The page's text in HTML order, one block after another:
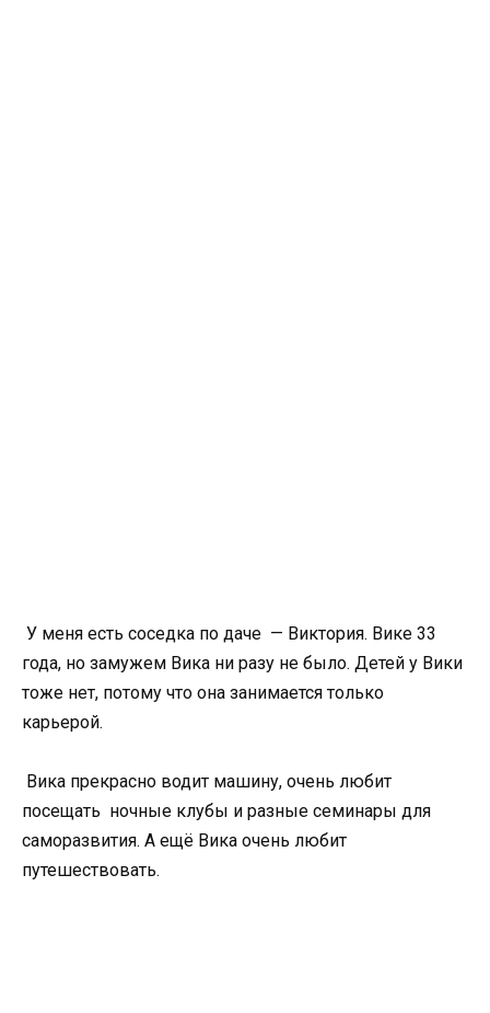
У меня есть соседка по даче — Виктория. Вике 33
года, но замужем Вика ни разу не было. Детей у Вики
тоже нет, потому что она занимается только
карьерой.
Вика прекрасно водит машину, очень любит
посещать ночные клубы и разные семинары для
саморазвития. А ещё Вика очень любит
путешествовать.